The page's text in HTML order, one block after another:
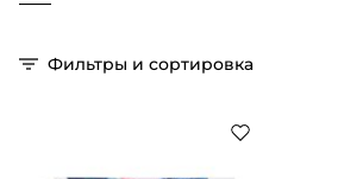
Фильтры и сортировка